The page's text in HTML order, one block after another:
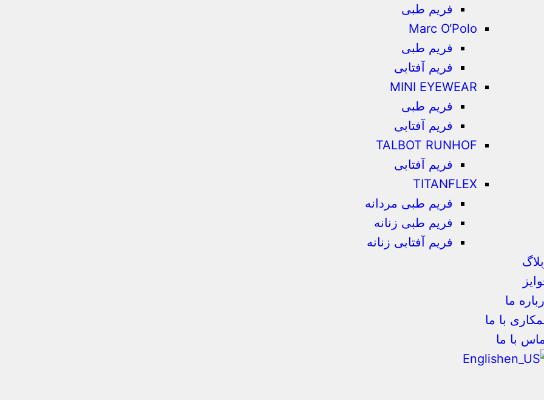
فریم طبی
Marc O‘Polo
فریم طبی
فریم آفتابی
MINI EYEWEAR
فریم طبی
فریم آفتابی
TALBOT RUNHOF
فریم آفتابی
TITANFLEX
فریم طبی مردانه
فریم طبی زنانه
فریم آفتابی زنانه
ما
با ما
با ما
English